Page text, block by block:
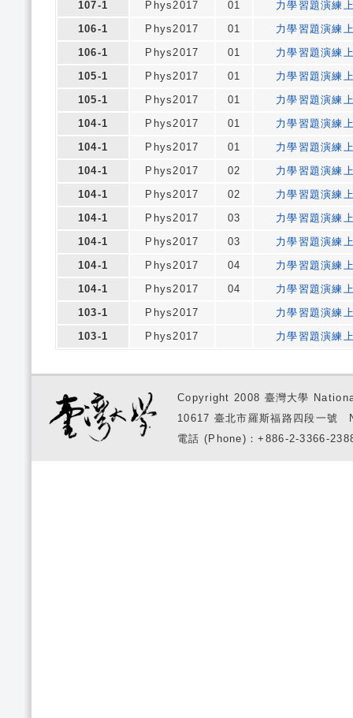
107-1
Phys2017 01
力學習題演練
106-1
Phys2017 01
力學習題演練
106-1
Phys2017 01
力學習題演練
105-1
Phys2017 01
力學習題演練
105-1
Phys2017 01
力學習題演練
104-1
Phys2017 01
力學習題演練
104-1
Phys2017 01
力學習題演練
104-1
Phys2017 02
力學習題演練
104-1
Phys2017 02
力學習題演練
104-1
Phys2017 03
力學習題演練
104-1
Phys2017 03
力學習題演練
104-1
Phys2017 04
力學習題演練
104-1
Phys2017 04
力學習題演練
103-1
Phys2017
力學習題演練
103-1
Phys2017 力學習題演練
Copyright 2008 臺灣大學
10617 臺北市羅斯福路四段一
電話 (Phone)：+886-2-3366-